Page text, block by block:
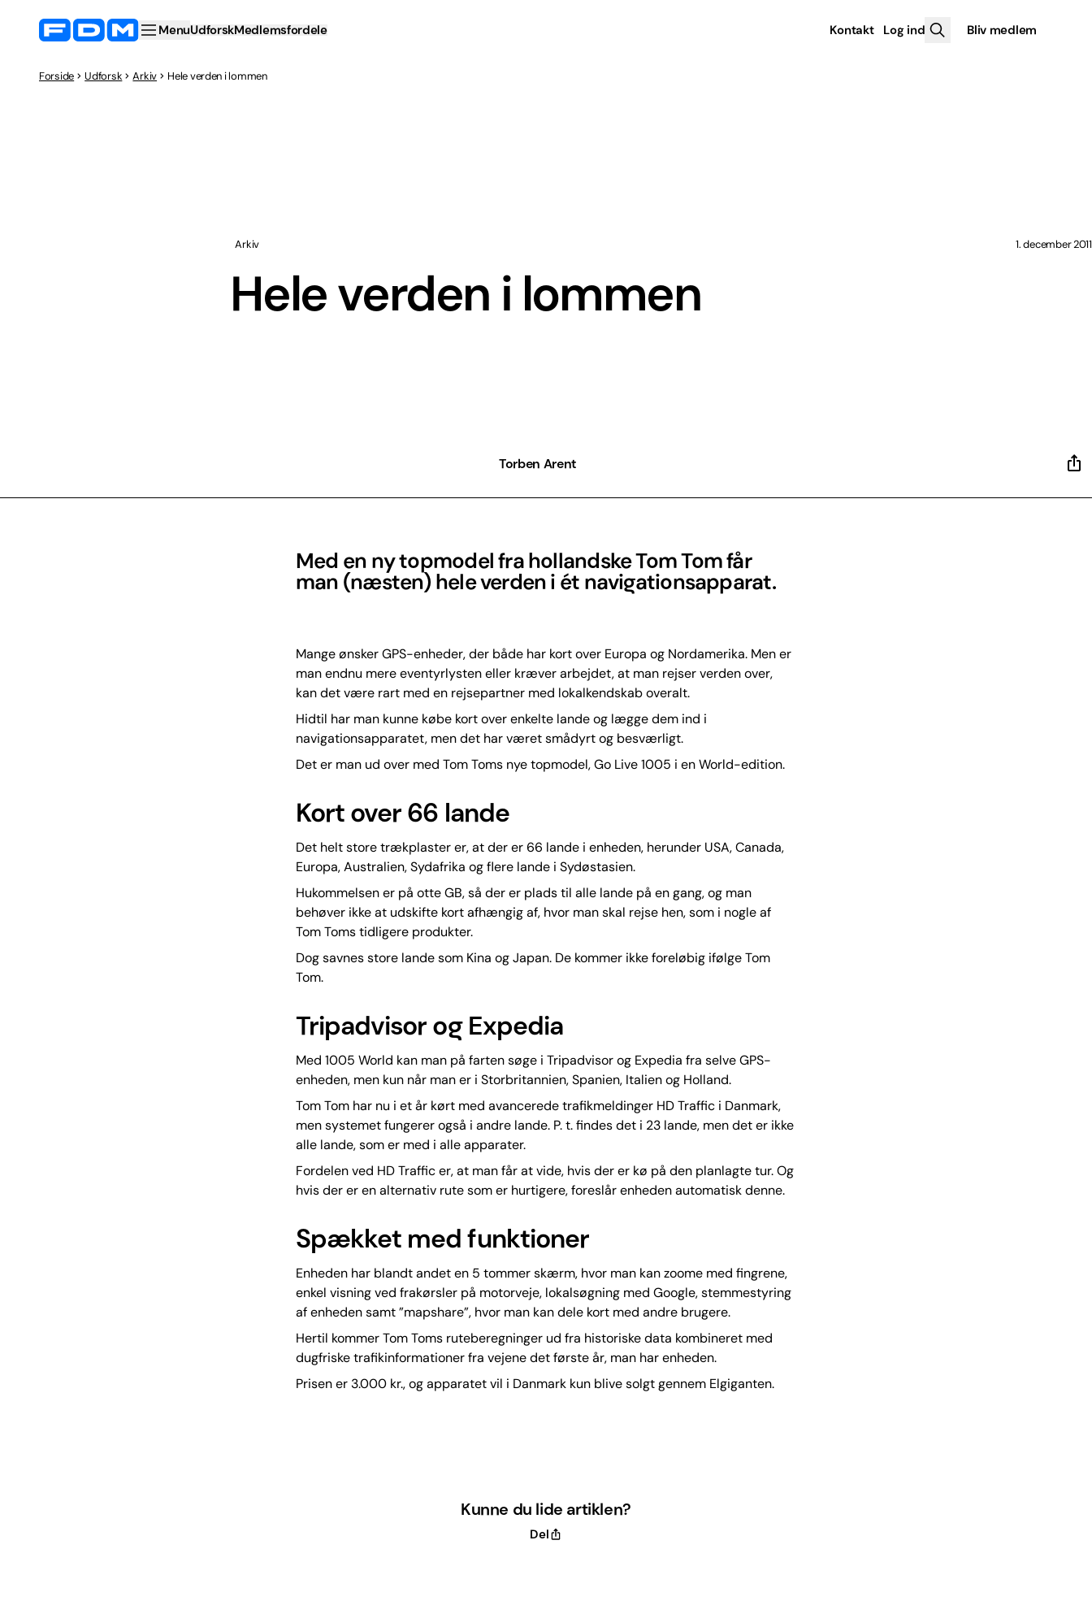
MenuUdforskMedlemsfordele Kontakt Log ind Bliv medlem
Forside Udforsk Arkiv Hele verden i lommen
Hele verden i lommen
Arkiv 1. december 2011
Torben Arent
Med en ny topmodel fra hollandske Tom Tom får
man (næsten) hele verden i ét navigationsapparat.
Mange ønsker GPS-enheder, der både har kort over Europa og Nordamerika. Men er
man endnu mere eventyrlysten eller kræver arbejdet, at man rejser verden over,
kan det være rart med en rejsepartner med lokalkendskab overalt.
Hidtil har man kunne købe kort over enkelte lande og lægge dem ind i
navigationsapparatet, men det har været smådyrt og besværligt.
Det er man ud over med Tom Toms nye topmodel, Go Live 1005 i en World-edition.
Kort over 66 lande
Det helt store trækplaster er, at der er 66 lande i enheden, herunder USA, Canada,
Europa, Australien, Sydafrika og flere lande i Sydøstasien.
Hukommelsen er på otte GB, så der er plads til alle lande på en gang, og man
behøver ikke at udskifte kort afhængig af, hvor man skal rejse hen, som i nogle af
Tom Toms tidligere produkter.
Dog savnes store lande som Kina og Japan. De kommer ikke foreløbig ifølge Tom
Tom.
Tripadvisor og Expedia
Med 1005 World kan man på farten søge i Tripadvisor og Expedia fra selve GPS-
enheden, men kun når man er i Storbritannien, Spanien, Italien og Holland.
Tom Tom har nu i et år kørt med avancerede trafikmeldinger HD Traffic i Danmark,
men systemet fungerer også i andre lande. P. t. findes det i 23 lande, men det er ikke
alle lande, som er med i alle apparater.
Fordelen ved HD Traffic er, at man får at vide, hvis der er kø på den planlagte tur. Og
hvis der er en alternativ rute som er hurtigere, foreslår enheden automatisk denne.
Spækket med funktioner
Enheden har blandt andet en 5 tommer skærm, hvor man kan zoome med fingrene,
enkel visning ved frakørsler på motorveje, lokalsøgning med Google, stemmestyring
af enheden samt ”mapshare”, hvor man kan dele kort med andre brugere.
Hertil kommer Tom Toms ruteberegninger ud fra historiske data kombineret med
dugfriske trafikinformationer fra vejene det første år, man har enheden.
Prisen er 3.000 kr., og apparatet vil i Danmark kun blive solgt gennem Elgiganten.
Kunne du lide artiklen?
Del